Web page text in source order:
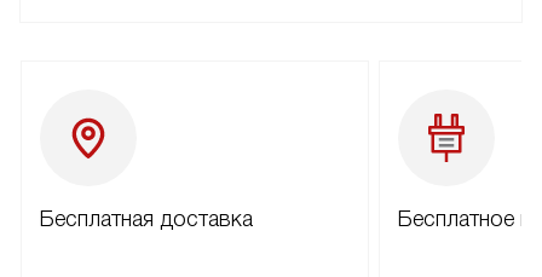
Бесплатная доставка Бесплатное